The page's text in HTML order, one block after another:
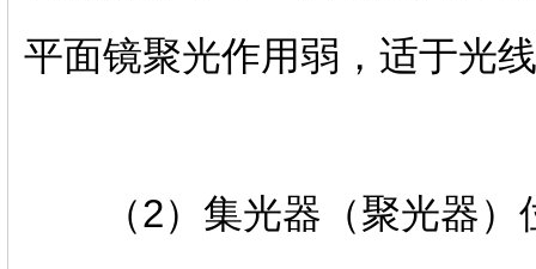
平面镜聚光作用弱，适于光
（2）集光器（聚光器）